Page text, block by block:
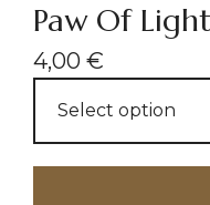
Paw Of
4,00 €